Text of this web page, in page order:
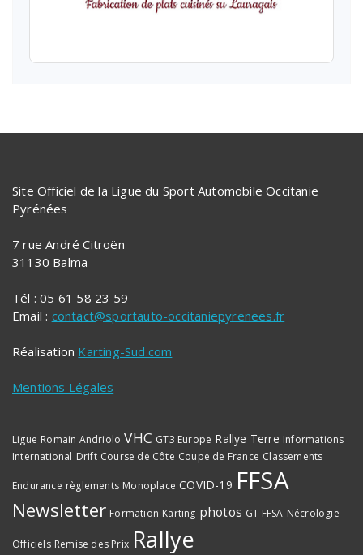
Site Officiel de la Ligue du Sport Automobile Occitanie
Pyrénées
7 rue André Citroën
31130 Balma
Tél : 05 61 58 23 59
Email : contact@sportauto-occitaniepyrenees.fr
Réalisation Karting-Sud.com
Mentions Légales
Ligue Romain Andriolo VHC GT3 Europe Rallye Terre Informations
International Drift Course de Côte Coupe de France Classements
Endurance règlements Monoplace COVID-19 FFSA
Newsletter Formation Karting photos GT FFSA Nécrologie
Officiels Remise des Prix Rallye